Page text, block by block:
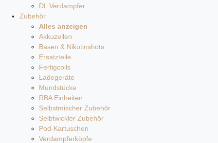
DL Verdampfer
Zubehör
Alles anzeigen
Akkuzellen
Basen & Nikotinshots
Ersatzteile
Fertigcoils
Ladegeräte
Mundstücke
RBA Einheiten
Selbstmischer Zubehör
Selbtwickler Zubehör
Pod-Kartuschen
Verdampferköpfe